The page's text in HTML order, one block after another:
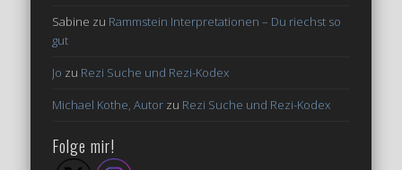
Sabine zu Rammstein Interpretationen – Du riechst so
gut
Jo zu Rezi Suche und Rezi-Kodex
Michael Kothe, Autor zu Rezi Suche und Rezi-Kodex
Folge mir!